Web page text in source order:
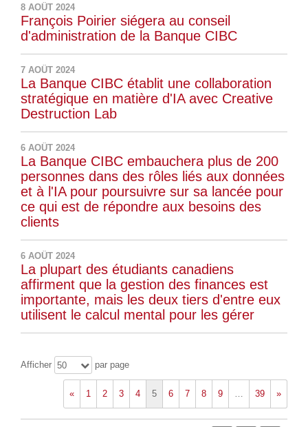
8 AOÛT 2024
François Poirier siégera au conseil
d'administration de la Banque CIBC
7 AOÛT 2024
La Banque CIBC établit une collaboration
stratégique en matière d'IA avec Creative
Destruction Lab
6 AOÛT 2024
La Banque CIBC embauchera plus de 200
personnes dans des rôles liés aux données
et à l'IA pour poursuivre sur sa lancée pour
ce qui est de répondre aux besoins des
clients
6 AOÛT 2024
La plupart des étudiants canadiens
affirment que la gestion des finances est
importante, mais les deux tiers d'entre eux
utilisent le calcul mental pour les gérer
Afficher 50 par page
« 1 2 3 4 5 6 7 8 9 … 39 »